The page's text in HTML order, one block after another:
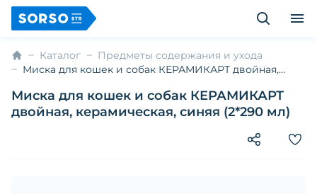
Каталог
Предметы содержания и ухода
Миска для кошек и собак КЕРАМИКАРТ двойная,
Миска для кошек и собак КЕРАМИКАРТ
двойная, керамическая, синяя (2*290 мл)